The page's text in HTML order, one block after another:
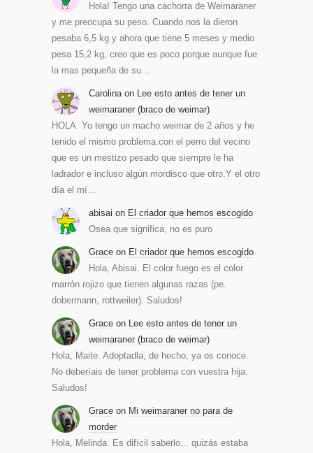
Hola! Tengo una cachorra de Weimaraner
y me preocupa su peso. Cuando nos la dieron
pesaba 6,5 kg y ahora que tiene 5 meses y medio
pesa 15,2 kg, creo que es poco porque aunque fue
la mas pequeña de su…
Carolina on Lee esto antes de tener un
weimaraner (braco de weimar)
HOLA. Yo tengo un macho weimar de 2 años y he
tenido el mismo problema.con el perro del vecino
que es un mestizo pesado que siempre le ha
ladrador e incluso algún mordisco que otro.Y el otro
día el mí…
abisai on El criador que hemos escogido
Osea que significa, no es puro
Grace on El criador que hemos escogido
Hola, Abisai. El color fuego es el color
marrón rojizo que tienen algunas razas (pe.
dobermann, rottweiler). Saludos!
Grace on Lee esto antes de tener un
weimaraner (braco de weimar)
Hola, Maite. Adoptadla, de hecho, ya os conoce.
No deberíais de tener problema con vuestra hija.
Saludos!
Grace on Mi weimaraner no para de
morder
Hola, Melinda. Es difícil saberlo... quizás estaba